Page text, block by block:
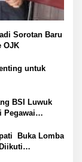
Sorotan Baru
OJK
untuk
BSI Luwuk
Pegawai
Buka Lomba